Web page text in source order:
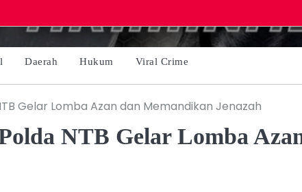
Daerah Hukum Viral Crime
Gelar Lomba Azan dan Memandikan Jenazah
NTB Gelar Lomba